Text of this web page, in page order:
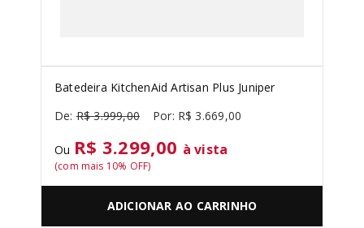
Batedeira KitchenAid Artisan Plus Juniper
R$ 3.999,00 R$ 3.669,00
Ou R$ 3.299,00 à vista
(com mais 10% OFF)
ADICIONAR AO CARRINHO